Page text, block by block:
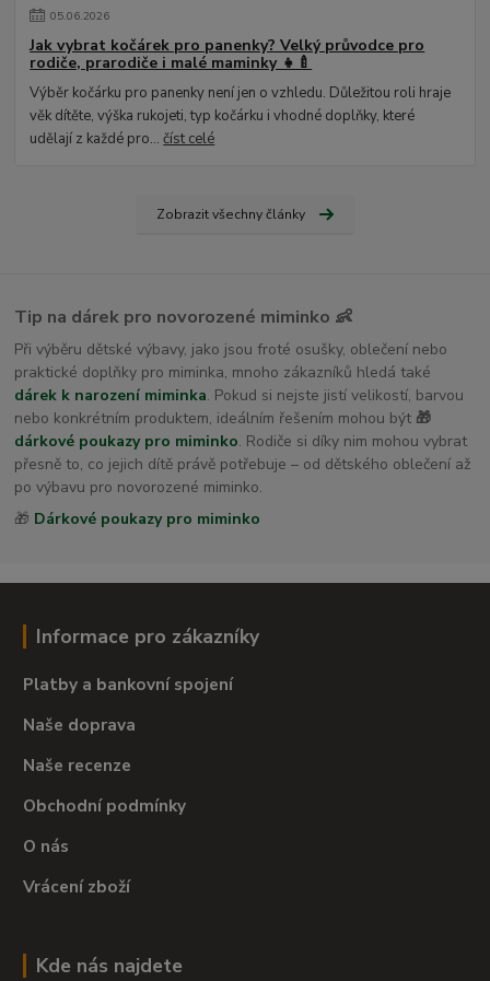
05.06.2026
Jak vybrat kočárek pro panenky? Velký průvodce pro
rodiče, prarodiče i malé maminky 👧🍼
Výběr kočárku pro panenky není jen o vzhledu. Důležitou roli hraje
věk dítěte, výška rukojeti, typ kočárku i vhodné doplňky, které
udělají z každé pro...číst celé
Zobrazit všechny články
Tip na dárek pro novorozené miminko 👶
Při výběru dětské výbavy, jako jsou froté osušky, oblečení nebo
praktické doplňky pro miminka, mnoho zákazníků hledá také
dárek k narození miminka. Pokud si nejste jistí velikostí, barvou
nebo konkrétním produktem, ideálním řešením mohou být 🎁
dárkové poukazy pro miminko. Rodiče si díky nim mohou vybrat
přesně to, co jejich dítě právě potřebuje – od dětského oblečení až
po výbavu pro novorozené miminko.
🎁 Dárkové poukazy pro miminko
Informace pro zákazníky
Platby a bankovní spojení
Naše doprava
Naše recenze
Obchodní podmínky
O nás
Vrácení zboží
Kde nás najdete